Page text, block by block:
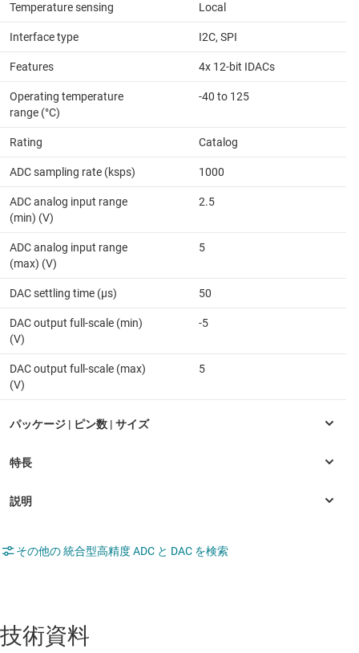
Temperature sensing Local
Interface type I2C, SPI
Features 4x 12-bit IDACs
Operating temperature
range (°C)
-40 to 125
Rating Catalog
ADC sampling rate (ksps) 1000
ADC analog input range
(min) (V)
2.5
ADC analog input range
(max) (V)
5
DAC settling time (µs) 50
DAC output full-scale (min)
(V)
-5
DAC output full-scale (max)
(V)
5
その他の 統合型高精度 ADC と DAC を検索
技術資料